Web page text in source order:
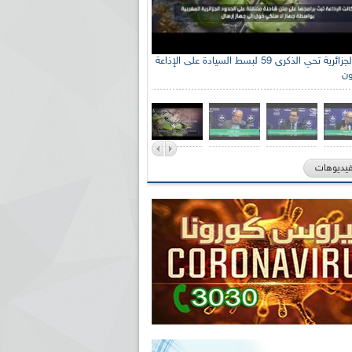
الإذاعة الجزائرية تحي الذكرى 59 لبسط السيادة على الإذاعة